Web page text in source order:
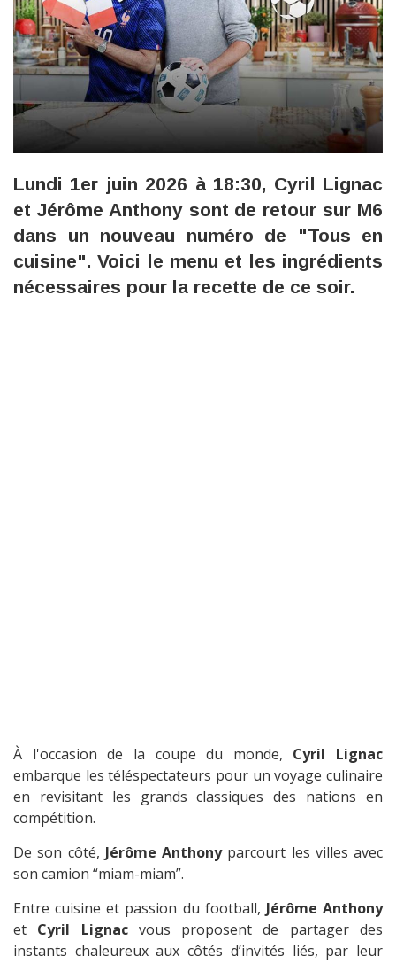
Lundi 1er juin 2026 à 18:30, Cyril Lignac
et Jérôme Anthony sont de retour sur M6
dans un nouveau numéro de "Tous en
cuisine". Voici le menu et les ingrédients
nécessaires pour la recette de ce soir.
À l'occasion de la coupe du monde, Cyril Lignac
embarque les téléspectateurs pour un voyage culinaire
en revisitant les grands classiques des nations en
compétition.
De son côté, Jérôme Anthonyparcourt les villes avec
son camion “miam-miam”.
Entre cuisine et passion du football, Jérôme Anthony
et Cyril Lignacvous proposent de partager des
instants chaleureux aux côtés d’invités liés, par leur